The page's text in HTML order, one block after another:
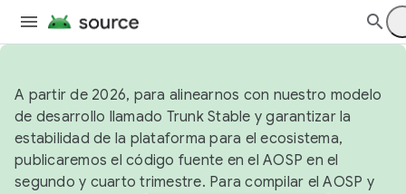
A partir de 2026, para alinearnos con nuestro modelo
de desarrollo llamado Trunk Stable y garantizar la
estabilidad de la plataforma para el ecosistema,
publicaremos el código fuente en el AOSP en el
segundo y cuarto trimestre. Para compilar el AOSP y